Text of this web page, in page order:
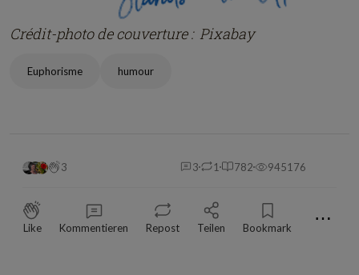
Crédit-photo de couverture : Pixabay
Euphorisme humour
3 3 1 782 945176
Like Kommentieren Repost Teilen Bookmark ⋯